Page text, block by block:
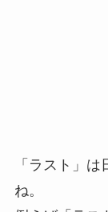
「ラスト」
ね。